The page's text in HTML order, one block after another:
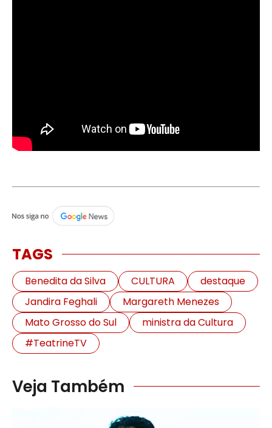
TAGS
Benedita da Silva CULTURA
destaque
Jandira Feghali
Margareth Menezes
Mato Grosso do Sul
ministra da Cultura
#TeatrineTV
Veja Também